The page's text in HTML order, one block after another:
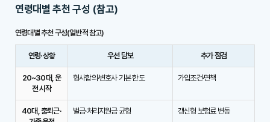
연령대별 추천 구성 (참고)
연령대별 추천 구성(일반적 참고)
연령·상황 우선 담보 추가 점검
20~30대, 운
전 시작
형사합의·변호사 기본 한도 가입조건·면책
40대, 출퇴근·
벌금·처리지원금 균형 갱신형 보험료 변동